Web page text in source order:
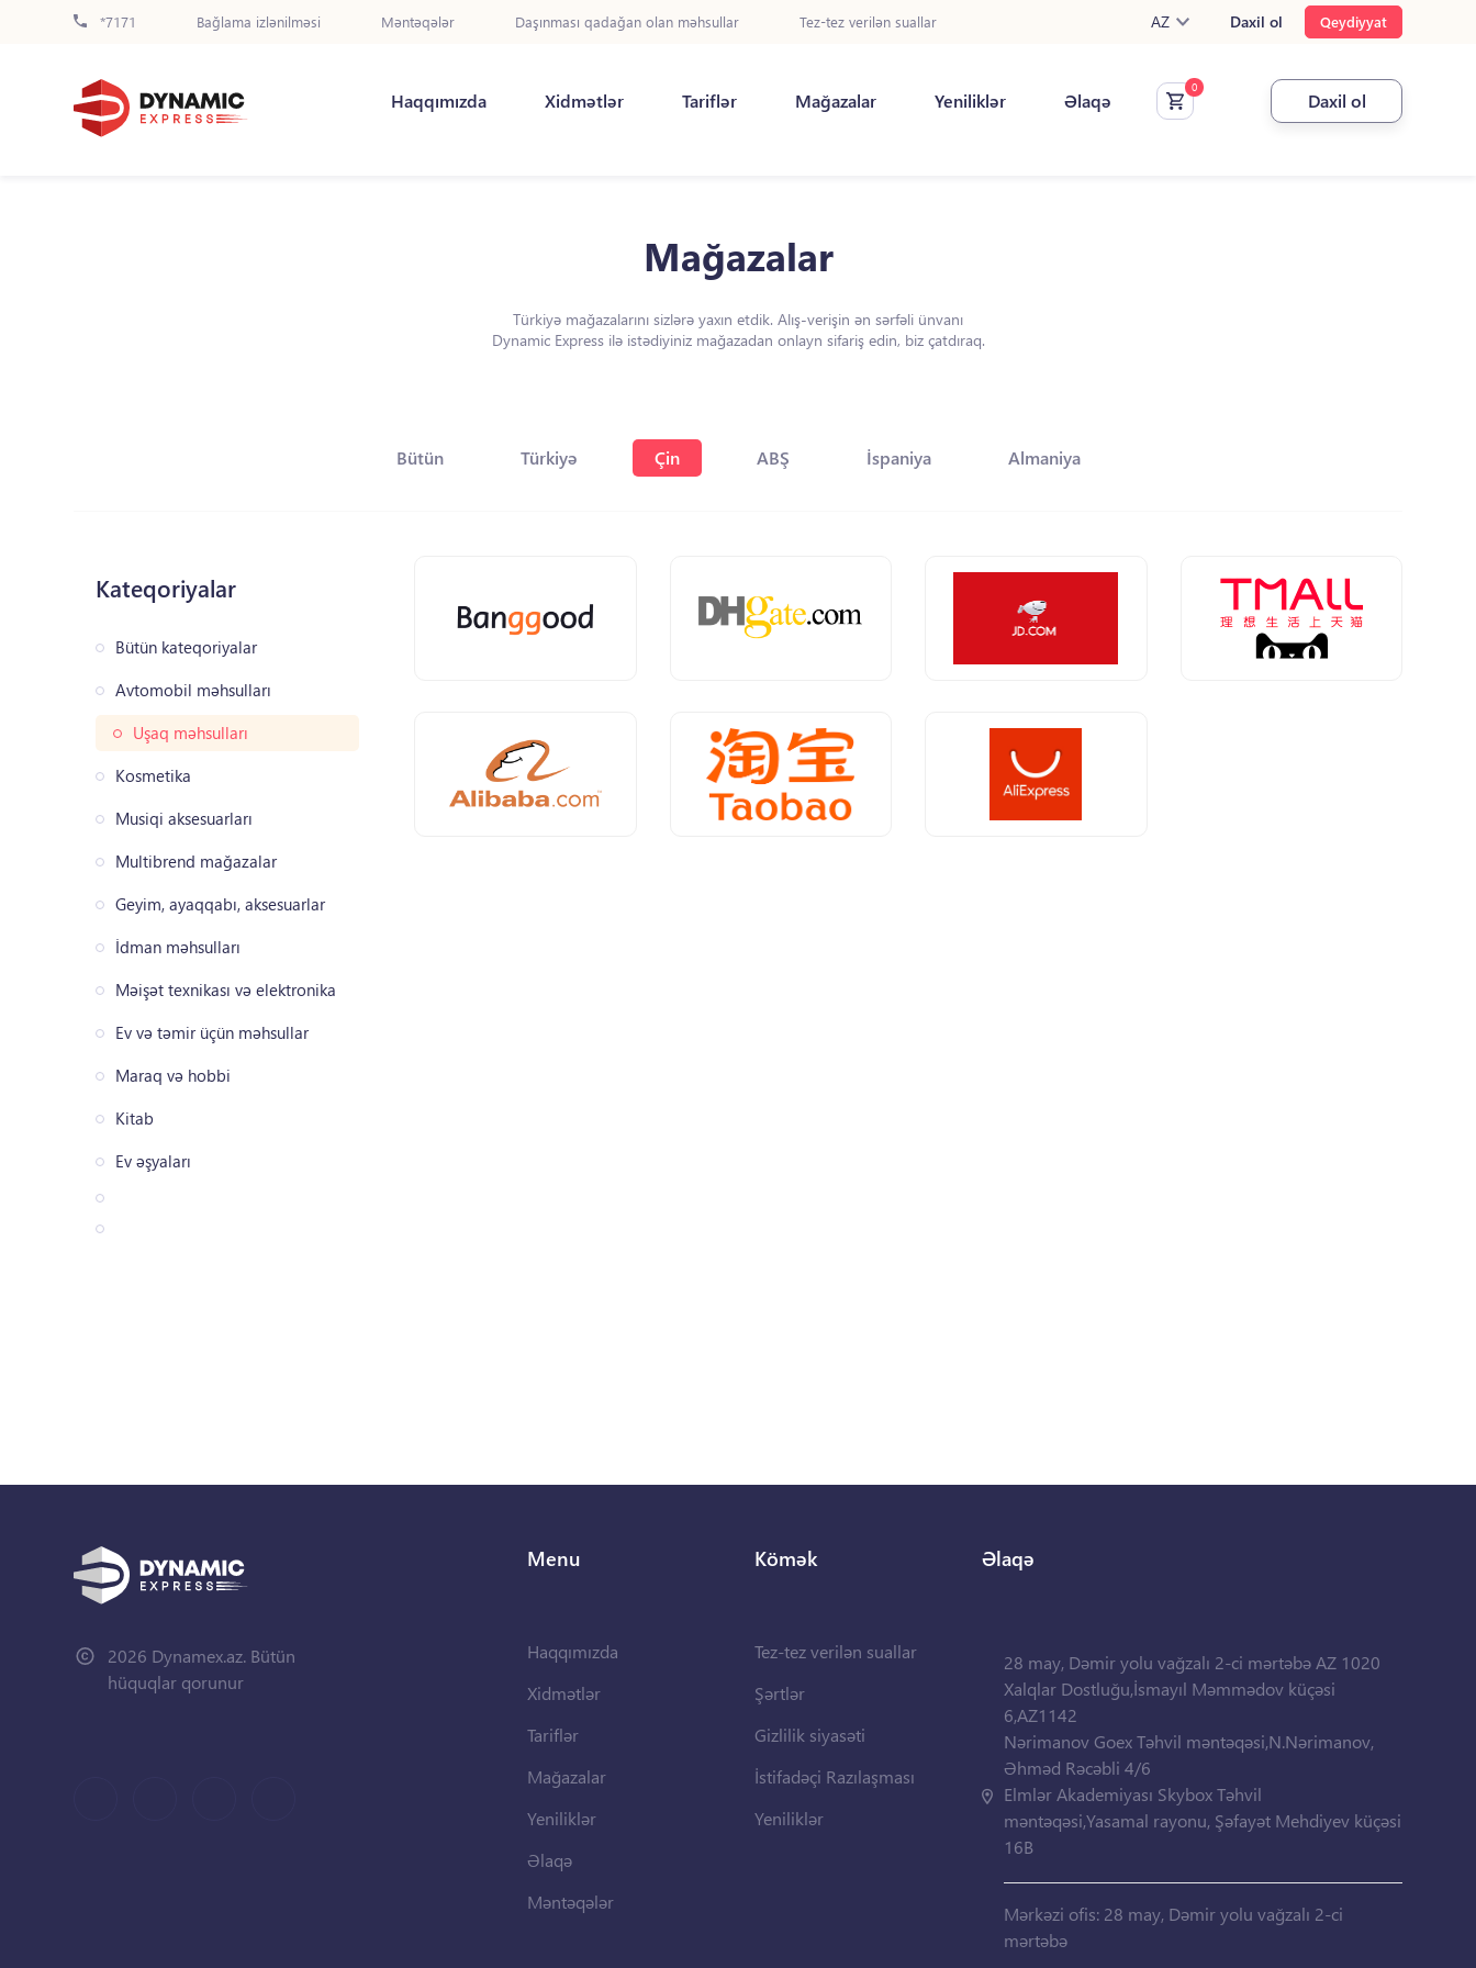
*7171 Bağlama izlənilməsi Məntəqələr Daşınması qadağan olan məhsullar Tez-tez verilən suallar AZ Daxil ol Qeydiyyat
Haqqımızda Xidmətlər Tariflər Mağazalar Yeniliklər Əlaqə Daxil ol
Mağazalar
Türkiyə mağazalarını sizlərə yaxın etdik. Alış-verişin ən sərfəli ünvanı
Dynamic Express ilə istədiyiniz mağazadan onlayn sifariş edin, biz çatdıraq.
Bütün Türkiyə Çin ABŞ İspaniya Almaniya
Kateqoriyalar
Bütün kateqoriyalar
Avtomobil məhsulları
Uşaq məhsulları
Kosmetika
Musiqi aksesuarları
Multibrend mağazalar
Geyim, ayaqqabı, aksesuarlar
İdman məhsulları
Məişət texnikası və elektronika
Ev və təmir üçün məhsullar
Maraq və hobbi
Kitab
Ev əşyaları
2026 Dynamex.az. Bütün
hüquqlar qorunur
Menu
Haqqımızda
Xidmətlər
Tariflər
Mağazalar
Yeniliklər
Əlaqə
Məntəqələr
Kömək
Tez-tez verilən suallar
Şərtlər
Gizlilik siyasəti
İstifadəçi Razılaşması
Yeniliklər
Əlaqə
28 may, Dəmir yolu vağzalı 2-ci mərtəbə AZ 1020
Xalqlar Dostluğu,İsmayıl Məmmədov küçəsi
6,AZ1142
Nərimanov Goex Təhvil məntəqəsi,N.Nərimanov,
Əhməd Rəcəbli 4/6
Elmlər Akademiyası Skybox Təhvil
məntəqəsi,Yasamal rayonu, Şəfayət Mehdiyev küçəsi
16B
Mərkəzi ofis: 28 may, Dəmir yolu vağzalı 2-ci
mərtəbə